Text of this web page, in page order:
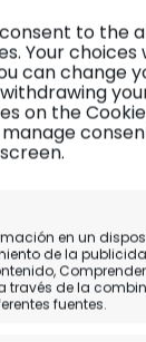
to the
Your
can change
on the
en un
de la
través de la
fuentes.
Tonga